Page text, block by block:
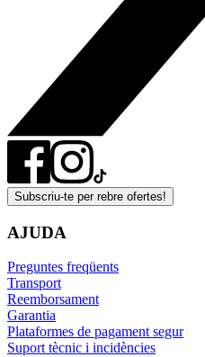
Subscriu-te per rebre ofertes!
AJUDA
Preguntes freqüents
Transport
Reemborsament
Garantia
Plataformes de pagament segur
Suport tècnic i incidències